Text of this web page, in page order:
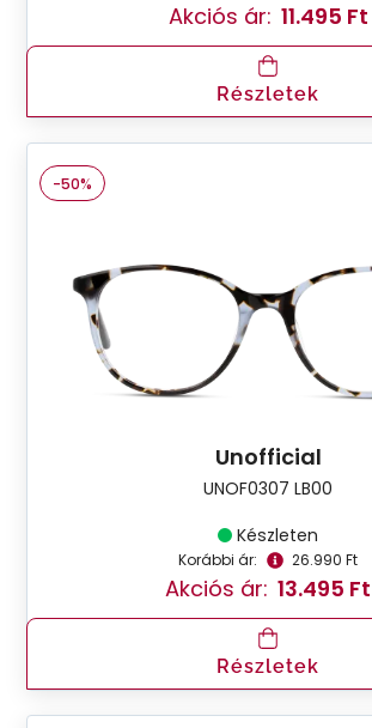
Akciós ár: 11.495 Ft
Részletek
-50%
Unofficial
UNOF0307 LB00
Készleten
Korábbi ár: 26.990 Ft
Akciós ár: 13.495 Ft
Részletek